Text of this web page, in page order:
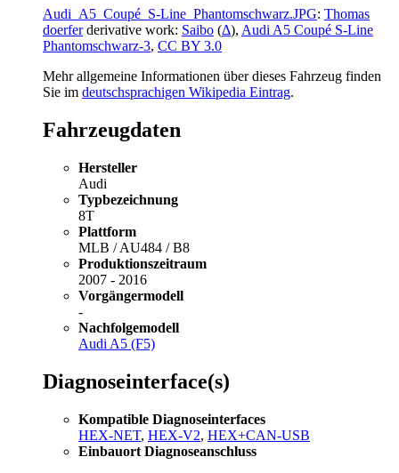
Audi_A5_Coupé_S-Line_Phantomschwarz.JPG: Thomas
doerferderivative work: Saibo (Δ), Audi A5 Coupé S-Line
Phantomschwarz-3, CC BY 3.0
Mehr allgemeine Informationen über dieses Fahrzeug finden
Sie im deutschsprachigen Wikipedia Eintrag.
Fahrzeugdaten
Hersteller
Audi
Typbezeichnung
8T
Plattform
MLB / AU484 / B8
Produktionszeitraum
2007 - 2016
Vorgängermodell
-
Nachfolgemodell
Audi A5 (F5)
Diagnoseinterface(s)
Kompatible Diagnoseinterfaces
HEX-NET, HEX-V2, HEX+CAN-USB
Einbauort Diagnoseanschluss